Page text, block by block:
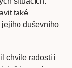
také
jejího duševního
chvíle radosti i